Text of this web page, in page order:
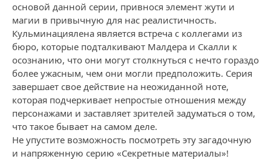
основой данной серии, привнося элемент жути и
магии в привычную для нас реалистичность.
Кульминациялена является встреча с коллегами из
бюро, которые подталкивают Малдера и Скалли к
осознанию, что они могут столкнуться с нечто гораздо
более ужасным, чем они могли предположить. Серия
завершает свое действие на неожиданной ноте,
которая подчеркивает непростые отношения между
персонажами и заставляет зрителей задуматься о том,
что такое бывает на самом деле.
Не упустите возможность посмотреть эту загадочную
и напряженную серию «Секретные материалы»!